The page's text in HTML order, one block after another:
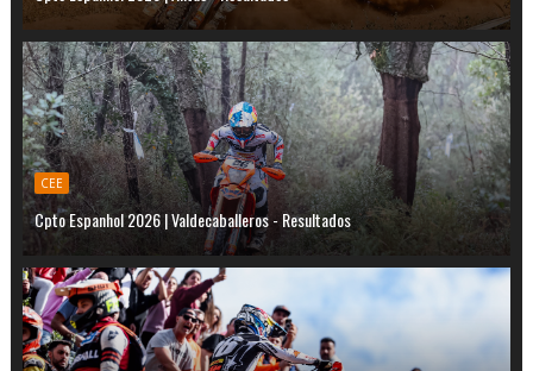
CEE
Cpto Espanhol 2026 | Valdecaballeros - Resultados